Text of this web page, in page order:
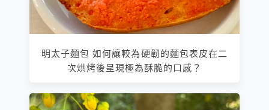
明太子麵包 如何讓較為硬韌的麵包表皮在二
次烘烤後呈現極為酥脆的口感？